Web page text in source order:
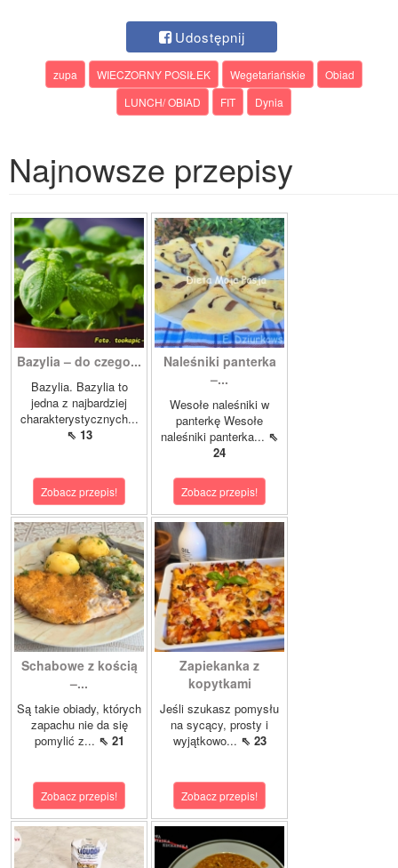
Udostępnij
zupa WIECZORNY POSIŁEK Wegetariańskie
Obiad
LUNCH/ OBIAD
FIT Dynia
Najnowsze przepisy
Bazylia – do czego...
Bazylia. Bazylia to
jedna z najbardziej
charakterystycznych...
⇖ 13
Zobacz przepis!
Naleśniki panterka
–...
Wesołe naleśniki w
panterkę Wesołe
naleśniki panterka... ⇖
24
Zobacz przepis!
Schabowe z kością
–...
Są takie obiady, których
zapachu nie da się
pomylić z... ⇖ 21
Zobacz przepis!
Zapiekanka z
kopytkami
Jeśli szukasz pomysłu
na sycący, prosty i
wyjątkowo... ⇖ 23
Zobacz przepis!